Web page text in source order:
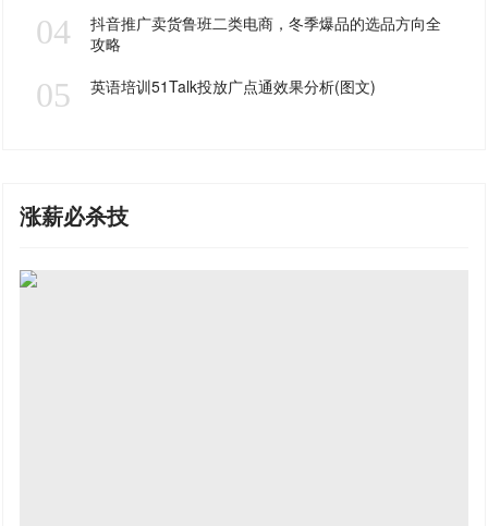
04
抖音推广卖货鲁班二类电商，冬季爆品的选品方向全
攻略
05 英语培训51Talk投放广点通效果分析(图文)
涨薪必杀技